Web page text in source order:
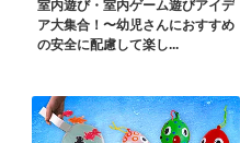
室内遊び・室内ゲーム遊びアイデ
ア大集合！〜幼児さんにおすすめ
の安全に配慮して楽し...